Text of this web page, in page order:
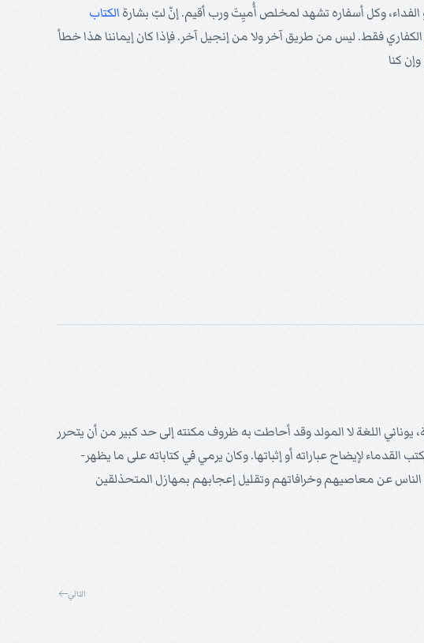
وكل أسفاره تشهد لمخلص أُميِتَ ورب أقيم. إنّ لبّ بشارة الكتاب
الكفاري فقط. ليس من طريق آخر ولا من إنجيل آخر. فإذا كان إيماننا هذا خطأ
كنا
يوناني اللغة لا المولد وقد أحاطت به ظروف مكنته إلى حد كبير من أن يتحرر
لإيضاح عباراته أو إثباتها. وكان يرمي في كتاباته على ما يظهر-
الناس عن معاصيهم وخرافاتهم وتقليل إعجابهم بمهازل المتحذلقين
التالي